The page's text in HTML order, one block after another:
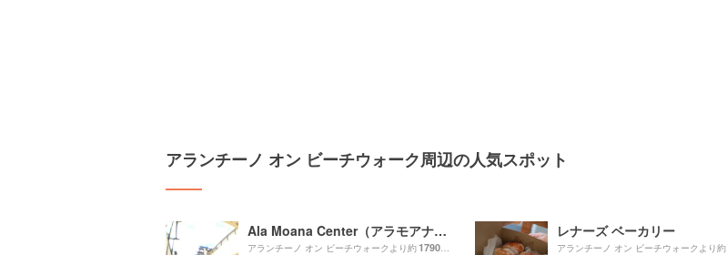
アランチーノ オン ビーチウォーク周辺の人気スポット
Ala Moana Center（アラモアナセンター）
アランチーノ オン ビーチウォークより約1790m （徒歩30分）
レナーズ ベーカリー
アランチーノ オン ビーチウォークより約